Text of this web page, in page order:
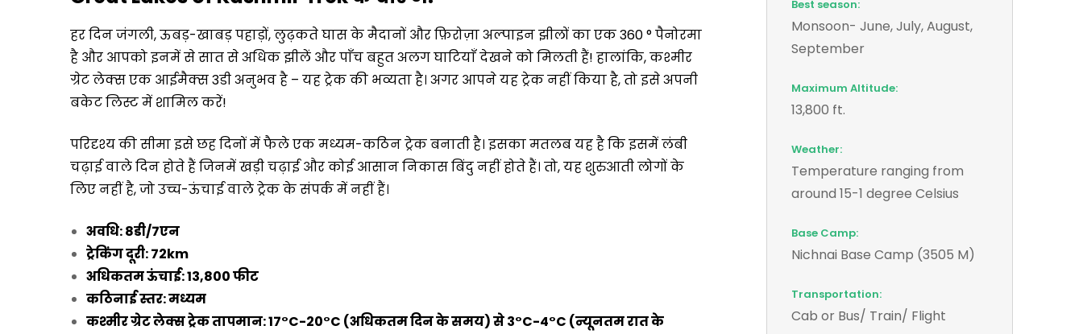
हर दिन जंगली, ऊबड़-खाबड़ पहाड़ों, लुढ़कते घास के मैदानों और फ़िरोज़ा अल्पाइन झीलों का एक 360 ° पैनोरमा
है और आपको इनमें से सात से अधिक झीलें और पाँच बहुत अलग घाटियाँ देखने को मिलती हैं! हालांकि, कश्मीर
ग्रेट लेक्स एक आईमैक्स 3डी अनुभव है – यह ट्रेक की भव्यता है। अगर आपने यह ट्रेक नहीं किया है, तो इसे अपनी
बकेट लिस्ट में शामिल करें!
परिदृश्य की सीमा इसे छह दिनों में फैले एक मध्यम-कठिन ट्रेक बनाती है। इसका मतलब यह है कि इसमें लंबी
चढ़ाई वाले दिन होते हैं जिनमें खड़ी चढ़ाई और कोई आसान निकास बिंदु नहीं होते हैं। तो, यह शुरुआती लोगों के
लिए नहीं है, जो उच्च-ऊंचाई वाले ट्रेक के संपर्क में नहीं हैं।
अवधि: 8डी/7एन
ट्रेकिंग दूरी: 72km
अधिकतम ऊंचाई: 13,800 फीट
कठिनाई स्तर: मध्यम
कश्मीर ग्रेट लेक्स ट्रेक तापमान: 17°C-20°C (अधिकतम दिन के समय) से 3°C-4°C (न्यूनतम रात के
Best season:
Monsoon- June, July, August,
September
Maximum Altitude:
13,800 ft.
Weather:
Temperature ranging from
around 15-1 degree Celsius
Base Camp:
Nichnai Base Camp (3505 M)
Transportation:
Cab or Bus/ Train/ Flight